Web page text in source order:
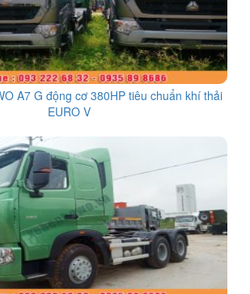
A7 G động cơ 380HP tiêu chuẩn khí thải
EURO V